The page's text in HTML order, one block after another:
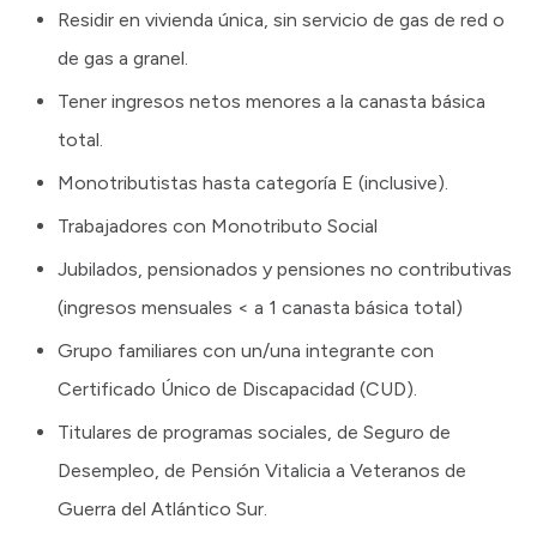
Residir en vivienda única, sin servicio de gas de red o
de gas a granel.
Tener ingresos netos menores a la canasta básica
total.
Monotributistas hasta categoría E (inclusive).
Trabajadores con Monotributo Social
Jubilados, pensionados y pensiones no contributivas
(ingresos mensuales < a 1 canasta básica total)
Grupo familiares con un/una integrante con
Certificado Único de Discapacidad (CUD).
Titulares de programas sociales, de Seguro de
Desempleo, de Pensión Vitalicia a Veteranos de
Guerra del Atlántico Sur.